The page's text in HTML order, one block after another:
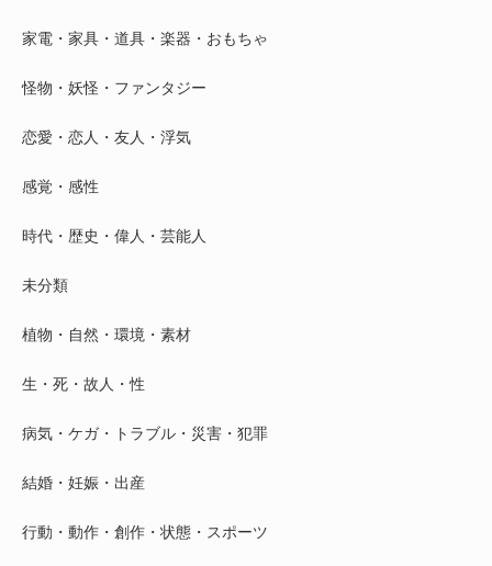
家電・家具・道具・楽器・おもちゃ
怪物・妖怪・ファンタジー
恋愛・恋人・友人・浮気
感覚・感性
時代・歴史・偉人・芸能人
未分類
植物・自然・環境・素材
生・死・故人・性
病気・ケガ・トラブル・災害・犯罪
結婚・妊娠・出産
行動・動作・創作・状態・スポーツ